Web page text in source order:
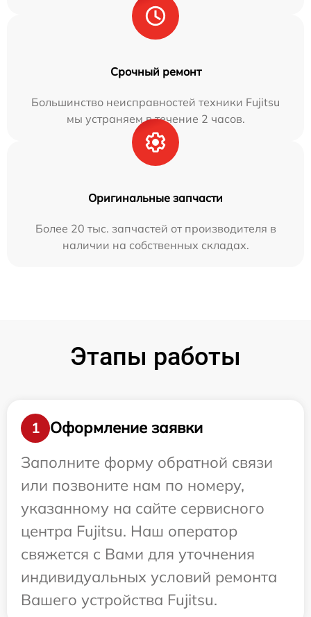
Срочный ремонт
Большинство неисправностей техники Fujitsu
мы устраняем в течение 2 часов.
Оригинальные запчасти
Более 20 тыс. запчастей от производителя в
наличии на собственных складах.
Этапы работы
1
Оформление заявки
Заполните форму обратной связи
или позвоните нам по номеру,
указанному на сайте сервисного
центра Fujitsu. Наш оператор
свяжется с Вами для уточнения
индивидуальных условий ремонта
Вашего устройства Fujitsu.